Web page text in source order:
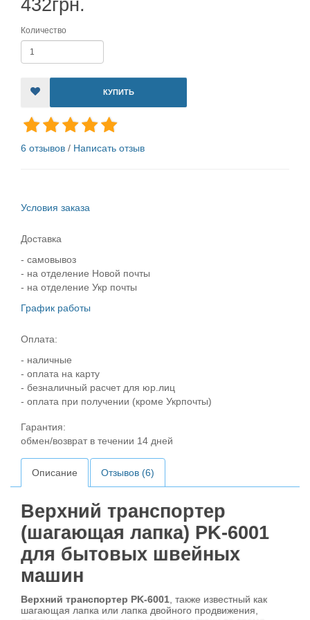
432грн.
Количество
КУПИТЬ
6 отзывов / Написать отзыв
Условия заказа
Доставка
- самовывоз
- на отделение Новой почты
- на отделение Укр почты
График работы
Оплата:
- наличные
- оплата на карту
- безналичный расчет для юр.лиц
- оплата при получении (кроме Укрпочты)
Гарантия:
обмен/возврат в течении 14 дней
Описание Отзывов (6)
Верхний транспортер
(шагающая лапка) PK-6001
для бытовых швейных
машин
Верхний транспортер PK-6001 , также известный как
шагающая лапка или лапка двойного продвижения,